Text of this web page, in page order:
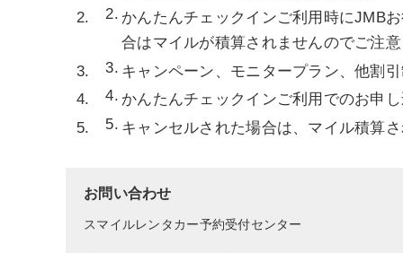
かんたんチェックインご利用時にJMB
合はマイルが積算されませんのでご注
キャンペーン、モニタープラン、他割
かんたんチェックインご利用でのお申
キャンセルされた場合は、マイル積算
お問い合わせ
スマイルレンタカー予約受付センター